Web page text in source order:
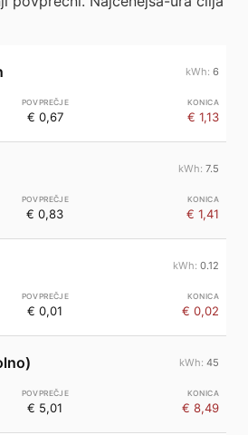
6
€ 0,67 € 1,13
7.5
€ 0,83 € 1,41
0.12
€ 0,01 € 0,02
45
€ 5,01 € 8,49